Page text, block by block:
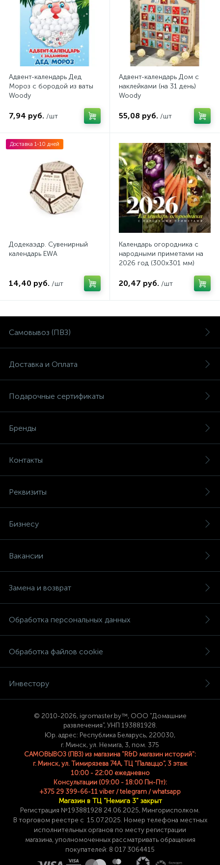
Адвент-календарь Дед
Мороз с бородой из ваты
Woody
7,94 руб. /шт
Адвент-календарь Дом с
наклейками (на 31 день)
Woody
55,08 руб. /шт
Доставка 1-10 дней
Додекаэдр. Сувенирный
календарь EWA
14,40 руб. /шт
Календарь огородника с
народными приметами на
2026 год (300х301 мм)
20,47 руб. /шт
Самовывоз (ПВЗ)
Доставка и Оплата
Подарочные сертификаты
Бренды
Контакты
Реквизиты
Бизнесу
Вакансии
Замена и возврат
Обработка персональных данных
Обработка файлов cookie
Инвестору
© 2010-2026, igromaster.by™, ООО "Домашние
развлечения", УНП 193881928.
Юр. адрес: Республика Беларусь, 220030,
г. Минск, ул. Немига, 3, пом. 375
САМОВЫВОЗ (ПВЗ) из магазина "R&D магазин историй":
г. Минск, ул. Тимирязева 74A, ТЦ "Палаццо", 3 этаж
10:00 - 22:00 ежедневно
Консультации (09:00 - 18:00 Пн-Пт):
+375 29 399-66-11 viber / telegram / whatsapp
Магазин в ТЦ "Немига 3" закрыт
Регистрация №193881928 24 .06.2025, Мингорисполком.
В торговом реестре с 15.07.2025. Номер телефона местных
исполнительных органов по месту регистрации
магазина,уполномоченных рассматривать обращения
покупателей: 8 017 3064415